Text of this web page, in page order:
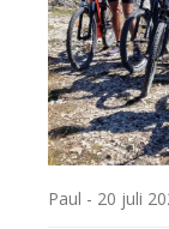
Paul - 20 juli